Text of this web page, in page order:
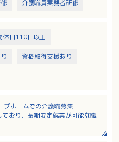
介護職員実務者研修
休日110日以上
資格取得支援あり
プホームでの介護職募集
ており、長期安定就業が可能な職